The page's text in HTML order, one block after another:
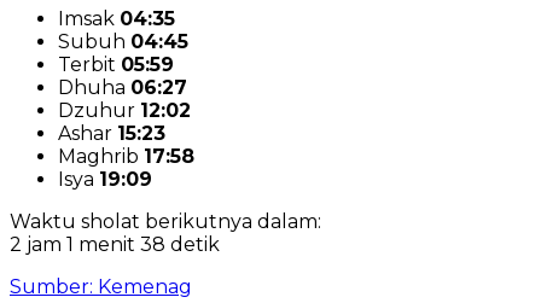
Imsak 04:35
Subuh 04:45
Terbit 05:59
Dhuha 06:27
Dzuhur 12:02
Ashar 15:23
Maghrib 17:58
Isya 19:09
Waktu sholat berikutnya dalam:
2 jam 1 menit 38 detik
Sumber: Kemenag